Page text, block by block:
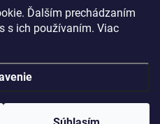
Ďalším prechádzaním
s ich používaním. Viac
vyhradené.Upraviť nastavenie